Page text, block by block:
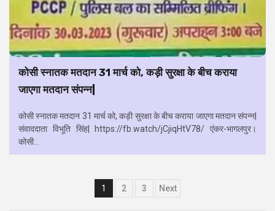
कोसी स्नातक मतदान 31 मार्च को, कड़ी सुरक्षा के बीच कराया
जाएगा मतदान संपन्न|
कोसी स्नातक मतदान 31 मार्च को, कड़ी सुरक्षा के बीच कराया जाएगा मतदान संपन्न|
संवाददाता विभूति सिंह| https://fb.watch/jCjiqHtV78/ एंकर-भागलपुर।
कोसी...
Posts
1 2 3 Next